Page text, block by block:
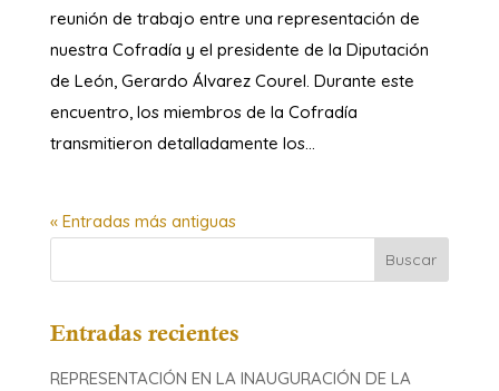
reunión de trabajo entre una representación de
nuestra Cofradía y el presidente de la Diputación
de León, Gerardo Álvarez Courel. Durante este
encuentro, los miembros de la Cofradía
transmitieron detalladamente los...
« Entradas más antiguas
Entradas recientes
REPRESENTACIÓN EN LA INAUGURACIÓN DE LA